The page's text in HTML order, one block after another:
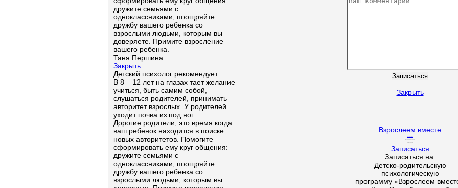
Закрыть
Взрослеем вместе
Записаться
Записаться на:
Детско-родительскую
психологическую
программу «Взрослеем
дружите семьями с
одноклассниками, поощряйте
дружбу вашего ребенка со
взрослыми людьми, которым вы
доверяете. Примите взросление
вашего ребенка.
Таня Першина
Закрыть
Детский психолог рекомендует:
В 8 – 12 лет на глазах тает желание
учиться, быть самим собой,
слушаться родителей, принимать
авторитет взрослых. У родителей
уходит почва из под ног.
Дорогие родители, это время когда
ваш ребенок находится в поиске
новых авторитетов. Помогите
сформировать ему круг общения:
дружите семьями с
одноклассниками, поощряйте
дружбу вашего ребенка со
взрослыми людьми, которым вы